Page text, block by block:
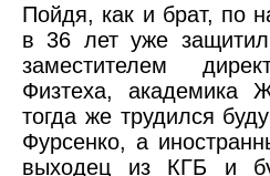
Пойдя, как и брат, по
в 36 лет уже
заместителем
Физтеха, академика
тогда же трудился
Фурсенко, а
выходец из КГБ и